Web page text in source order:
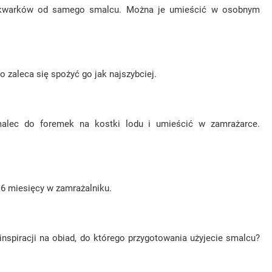
od samego smalcu. Można je umieścić w osobnym
zaleca się spożyć go jak najszybciej.
do foremek na kostki lodu i umieścić w zamrażarce.
miesięcy w zamrażalniku.
na obiad, do którego przygotowania użyjecie smalcu?